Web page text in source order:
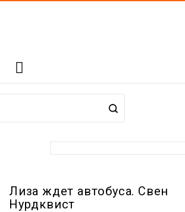

Лиза ждет автобуса. Свен
Нурдквист